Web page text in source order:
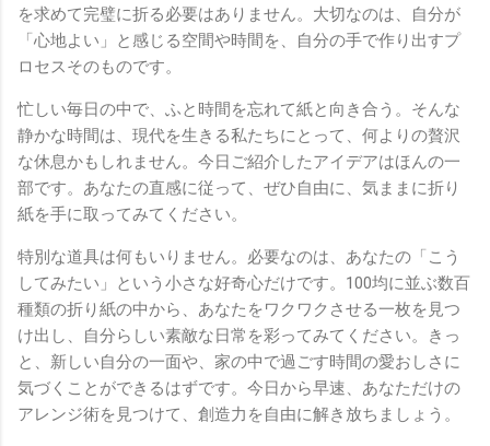
を求めて完璧に折る必要はありません。大切なのは、自分が
「心地よい」と感じる空間や時間を、自分の手で作り出すプ
ロセスそのものです。
忙しい毎日の中で、ふと時間を忘れて紙と向き合う。そんな
静かな時間は、現代を生きる私たちにとって、何よりの贅沢
な休息かもしれません。今日ご紹介したアイデアはほんの一
部です。あなたの直感に従って、ぜひ自由に、気ままに折り
紙を手に取ってみてください。
特別な道具は何もいりません。必要なのは、あなたの「こう
してみたい」という小さな好奇心だけです。100均に並ぶ数百
種類の折り紙の中から、あなたをワクワクさせる一枚を見つ
け出し、自分らしい素敵な日常を彩ってみてください。きっ
と、新しい自分の一面や、家の中で過ごす時間の愛おしさに
気づくことができるはずです。今日から早速、あなただけの
アレンジ術を見つけて、創造力を自由に解き放ちましょう。